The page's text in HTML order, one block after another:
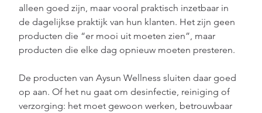
alleen goed zijn, maar vooral praktisch inzetbaar in
de dagelijkse praktijk van hun klanten. Het zijn geen
producten die “er mooi uit moeten zien”, maar
producten die elke dag opnieuw moeten presteren.
De producten van Aysun Wellness sluiten daar goed
op aan. Of het nu gaat om desinfectie, reiniging of
verzorging: het moet gewoon werken, betrouwbaar